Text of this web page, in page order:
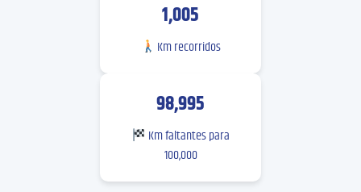
1,005
Km recorridos
98,995
Km faltantes para
100,000